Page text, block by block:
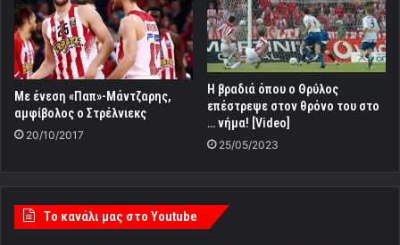
Με ένεση «Παπ»-Μάντζαρης,
αμφίβολος ο Στρέλνιεκς
20/10/2017
Η βραδιά όπου ο Θρύλος
επέστρεψε στον θρόνο του στο
… νήμα! [Video]
25/05/2023
Tο κανάλι μας στο Youtube